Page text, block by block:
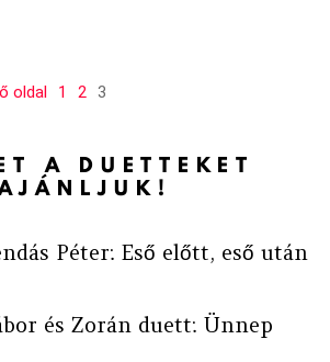
oldal 1 2 3
A DUETTEKET
Péter: Eső előtt, eső után
és Zorán duett: Ünnep